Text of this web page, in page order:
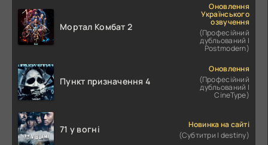
Мортал Комбат 2
Оновлення
Українського
озвучення
(Професійний
дубльований |
Postmodern)
Пункт призначення 4
Оновлення
(Професійний
дубльований |
CineType)
71 у вогні
Новинка на сайті
(Субтитри | destiny)